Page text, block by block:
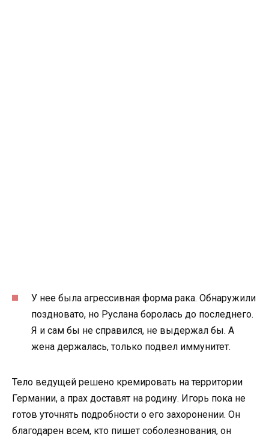
У нее была агрессивная форма рака. Обнаружили
поздновато, но Руслана боролась до последнего.
Я и сам бы не справился, не выдержал бы. А
жена держалась, только подвел иммунитет.
Тело ведущей решено кремировать на территории
Германии, а прах доставят на родину. Игорь пока не
готов уточнять подробности о его захоронении. Он
благодарен всем, кто пишет соболезнования, он